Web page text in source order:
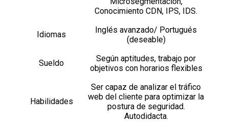
Conocimiento CDN, IPS, IDS.
Idiomas
Inglés avanzado/ Portugués
(deseable)
Sueldo
Según aptitudes, trabajo por
objetivos con horarios flexibles
Habilidades
Ser capaz de analizar el tráfico
web del cliente para optimizar la
postura de seguridad.
Autodidacta.